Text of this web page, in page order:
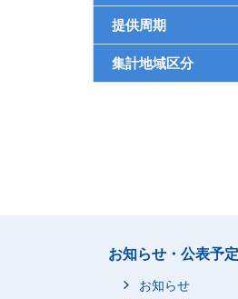
提供周期
集計地域区分
お知らせ・公表予
お知らせ